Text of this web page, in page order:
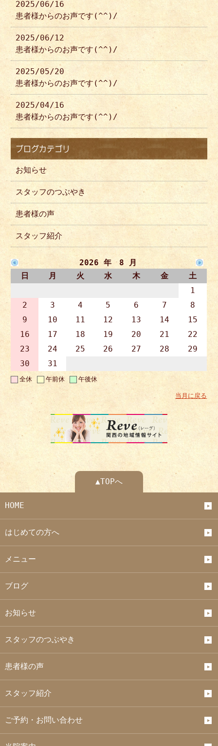
2025/06/16
患者様からのお声です(^^)/
2025/06/12
患者様からのお声です(^^)/
2025/05/20
患者様からのお声です(^^)/
2025/04/16
患者様からのお声です(^^)/
ブログカテゴリ
お知らせ
スタッフのつぶやき
患者様の声
スタッフ紹介
2026 年 8 月
日
月 火 水 木 金
土
1
2
3 4 5 6 7
8
9
10 11 12 13 14
15
16
17 18 19 20 21
22
23
24 25 26 27 28
29
30
31
全休 午前休 午後休
当月に戻る
▲TOPへ
HOME
はじめての方へ
メニュー
ブログ
お知らせ
スタッフのつぶやき
患者様の声
スタッフ紹介
ご予約・お問い合わせ